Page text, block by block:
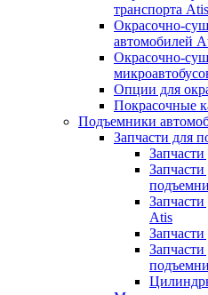
транспорта Atis
Окрасочно-
автомобилей
Окрасочно-
Опции для
Покрасочные
Подъемники
Запчасти для
Atis